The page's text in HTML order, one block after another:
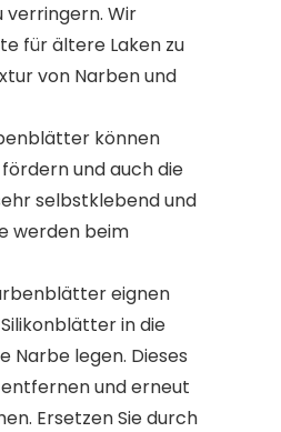
verringern. Wir
für ältere Laken zu
von Narben und
können
und auch die
selbstklebend und
werden beim
eignen
in die
Narbe legen. Dieses
und erneut
Ersetzen Sie durch